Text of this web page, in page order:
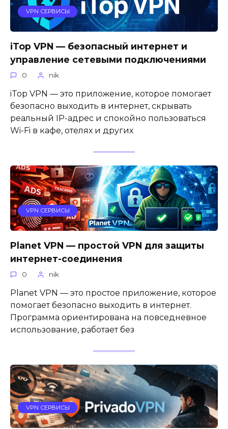
VPN СЕРВИСЫ
iTop VPN — безопасный интернет и
управление сетевыми подключениями
0 nik
iTop VPN — это приложение, которое помогает
безопасно выходить в интернет, скрывать
реальный IP-адрес и спокойно пользоваться
Wi-Fi в кафе, отелях и других
VPN СЕРВИСЫ
Planet VPN — простой VPN для защиты
интернет-соединения
0 nik
Planet VPN — это простое приложение, которое
помогает безопасно выходить в интернет.
Программа ориентирована на повседневное
использование, работает без
VPN СЕРВИСЫ